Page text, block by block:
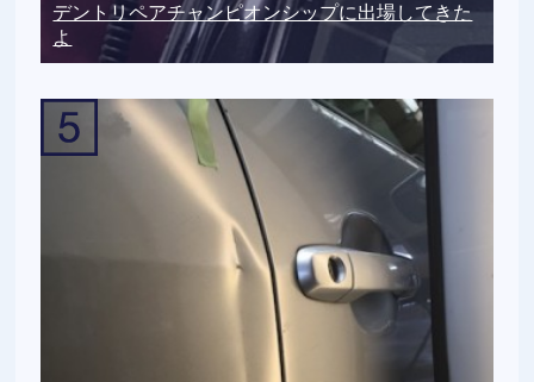
デントリペアチャンピオンシップに出場してきた
よ